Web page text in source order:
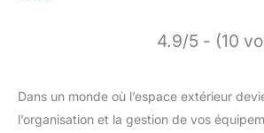
4.9/5 - (10
Dans un monde où l’espace extérieur
l’organisation et la gestion de vos